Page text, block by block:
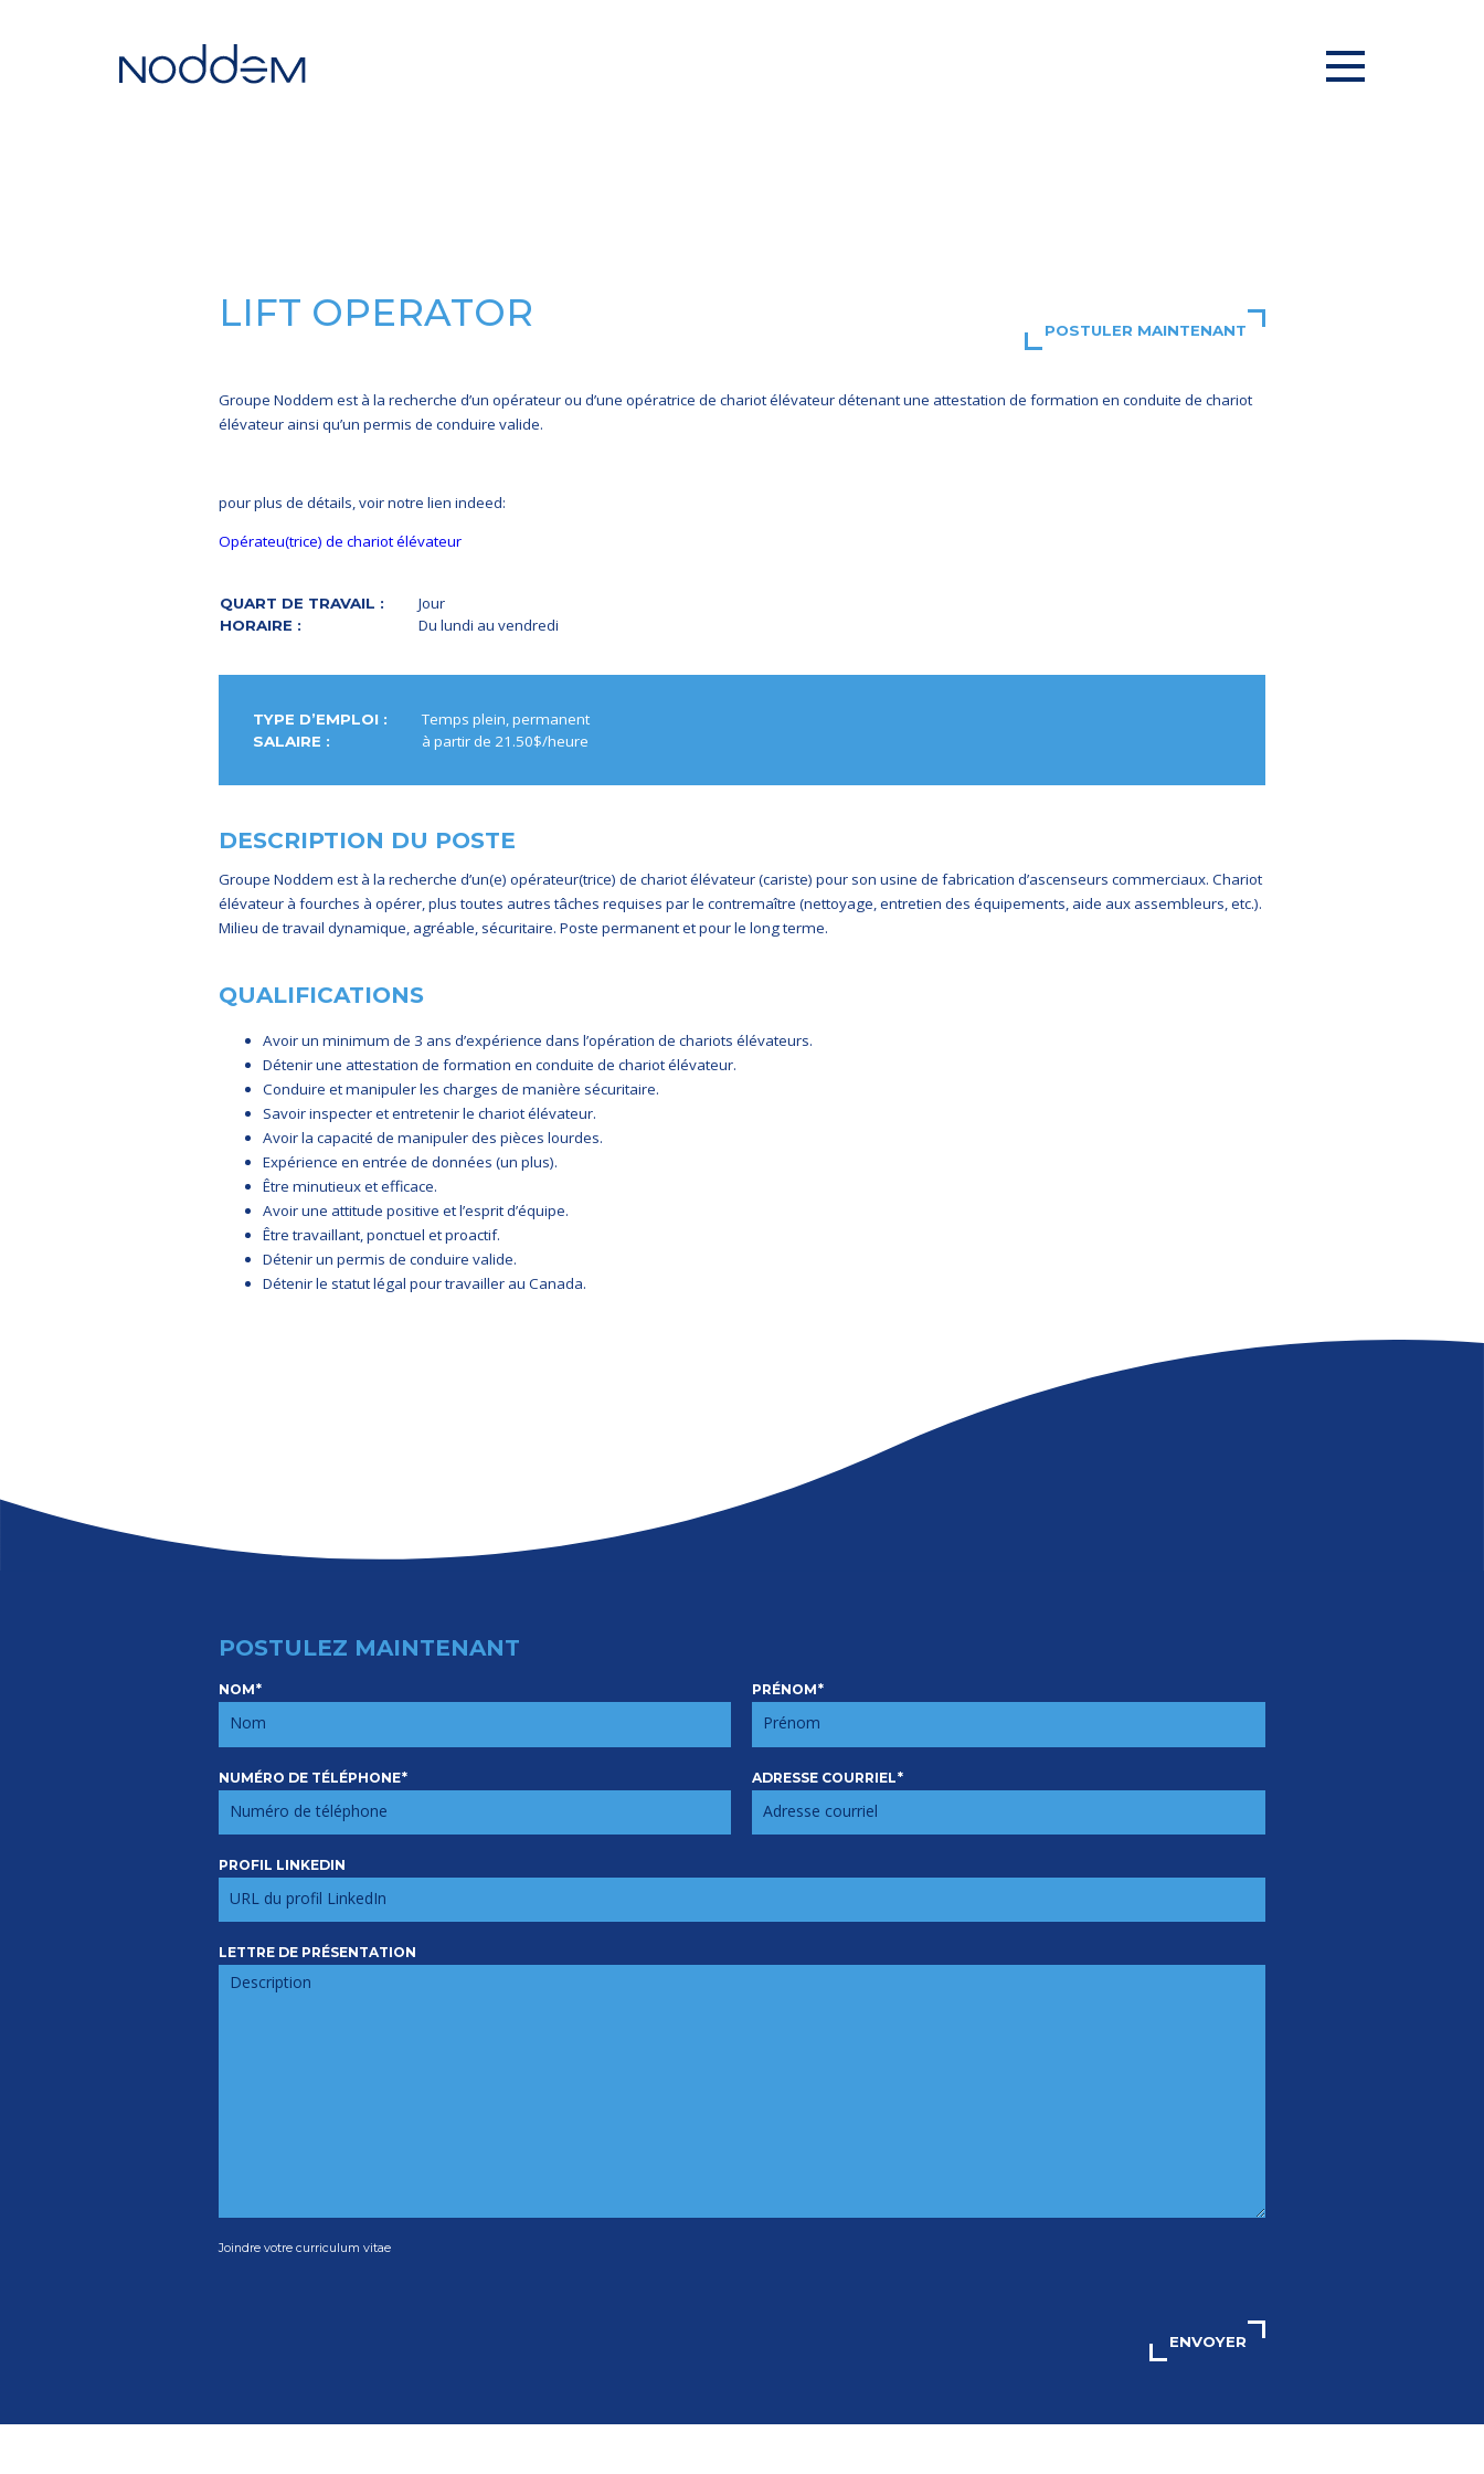
LIFT OPERATOR POSTULER MAINTENANT
Groupe Noddem est à la recherche d’un opérateur ou d’une opératrice de chariot élévateur détenant une attestation de formation en conduite de chariot
élévateur ainsi qu’un permis de conduire valide.
pour plus de détails, voir notre lien indeed:
Opérateu(trice) de chariot élévateur
QUART DE TRAVAIL : Jour
HORAIRE : Du lundi au vendredi
TYPE D’EMPLOI : Temps plein, permanent
SALAIRE : à partir de 21.50$/heure
DESCRIPTION DU POSTE
Groupe Noddem est à la recherche d’un(e) opérateur(trice) de chariot élévateur (cariste) pour son usine de fabrication d’ascenseurs commerciaux. Chariot
élévateur à fourches à opérer, plus toutes autres tâches requises par le contremaître (nettoyage, entretien des équipements, aide aux assembleurs, etc.).
Milieu de travail dynamique, agréable, sécuritaire. Poste permanent et pour le long terme.
QUALIFICATIONS
Avoir un minimum de 3 ans d’expérience dans l’opération de chariots élévateurs.
Détenir une attestation de formation en conduite de chariot élévateur.
Conduire et manipuler les charges de manière sécuritaire.
Savoir inspecter et entretenir le chariot élévateur.
Avoir la capacité de manipuler des pièces lourdes.
Expérience en entrée de données (un plus).
Être minutieux et efficace.
Avoir une attitude positive et l’esprit d’équipe.
Être travaillant, ponctuel et proactif.
Détenir un permis de conduire valide.
Détenir le statut légal pour travailler au Canada.
POSTULEZ MAINTENANT
Postulez
NOM* PRÉNOM*
NUMÉRO DE TÉLÉPHONE* ADRESSE COURRIEL*
PROFIL LINKEDIN
LETTRE DE PRÉSENTATION
Joindre votre curriculum vitae
ENVOYER